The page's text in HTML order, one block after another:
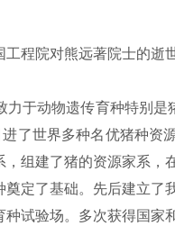
院对熊远著院士的逝
动物遗传育种特别是
了世界多种名优猪种
组建了猪的资源家系
定了基础。先后建立
试验场。多次获得国